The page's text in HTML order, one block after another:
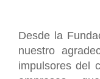
Desde la
nuestro
impulsores del